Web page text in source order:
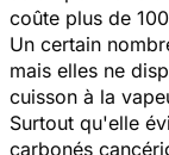
coûte plus de
Un certain
mais elles ne
cuisson à la
Surtout qu'elle
carbonés